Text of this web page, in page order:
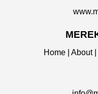
Home About|